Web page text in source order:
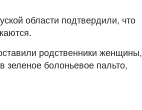
области подтвердили, что
родственники женщины,
зеленое болоньевое пальто,